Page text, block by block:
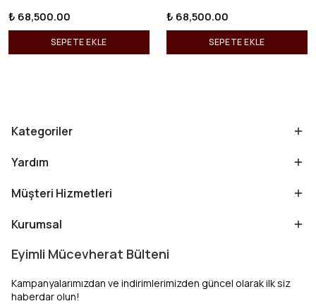
₺ 68,500.00
SEPETE EKLE
₺ 68,500.00
SEPETE EKLE
Kategoriler
Yardım
Müşteri Hizmetleri
Kurumsal
Eyimli Mücevherat Bülteni
Kampanyalarımızdan ve indirimlerimizden güncel olarak ilk siz
haberdar olun!